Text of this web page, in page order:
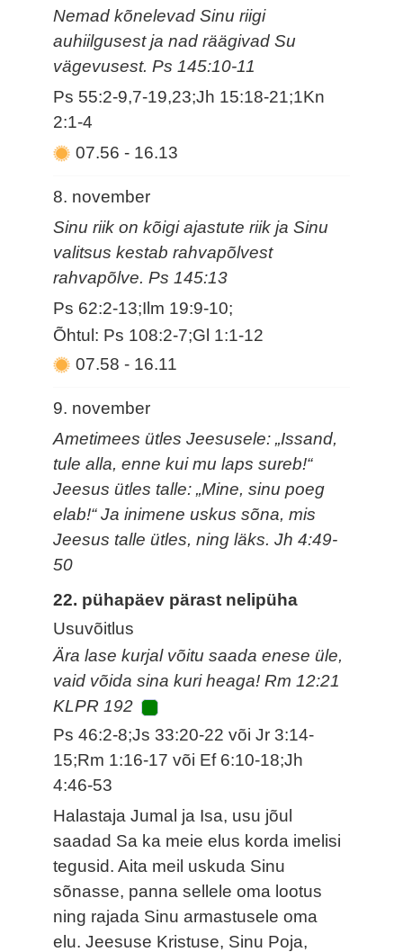
Nemad kõnelevad Sinu riigi
auhiilgusest ja nad räägivad Su
vägevusest. Ps 145:10-11
Ps 55:2-9,7-19,23;Jh 15:18-21;1Kn
2:1-4
07.56- 16.13
8. november
Sinu riik on kõigi ajastute riik ja Sinu
valitsus kestab rahvapõlvest
rahvapõlve. Ps 145:13
Ps 62:2-13;Ilm 19:9-10;
Õhtul: Ps 108:2-7;Gl 1:1-12
07.58- 16.11
9. november
Ametimees ütles Jeesusele: „Issand,
tule alla, enne kui mu laps sureb!“
Jeesus ütles talle: „Mine, sinu poeg
elab!“ Ja inimene uskus sõna, mis
Jeesus talle ütles, ning läks. Jh 4:49-
50
22. pühapäev pärast nelipüha
Usuvõitlus
Ära lase kurjal võitu saada enese üle,
vaid võida sina kuri heaga! Rm 12:21
KLPR 192
Ps 46:2-8;Js 33:20-22 või Jr 3:14-
15;Rm 1:16-17 või Ef 6:10-18;Jh
4:46-53
Halastaja Jumal ja Isa, usu jõul
saadad Sa ka meie elus korda imelisi
tegusid. Aita meil uskuda Sinu
sõnasse, panna sellele oma lootus
ning rajada Sinu armastusele oma
elu. Jeesuse Kristuse, Sinu Poja,